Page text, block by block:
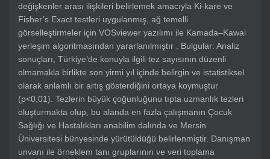
değişkenler arası ilişkileri belirlemek amacıyla Ki-kare ve
Fisher’s Exact testleri uygulanmış, ağ temelli
görselleştirmeler için VOSviewer yazılımı ile Kamada–Kawai
yerleşim algoritmasından yararlanılmıştır . Bulgular: Analiz
sonuçları, Türkiye’de konuyla ilgili tez sayısının düzenli
olmamakla birlikte son yirmi yıl içinde belirgin ve istatistiksel
olarak anlamlı bir artış gösterdiğini ortaya koymuştur
(p<0,01). Tezlerin büyük çoğunluğunu tıpta uzmanlık tezleri
oluşturmakta olup, bu alanda en fazla çalışmanın Çocuk
Sağlığı ve Hastalıkları anabilim dalında ve Mersin
Üniversitesi bünyesinde yürütüldüğü belirlenmiştir. Danışman
unvanı ile örneklem tanı gruplarının ve veri toplama